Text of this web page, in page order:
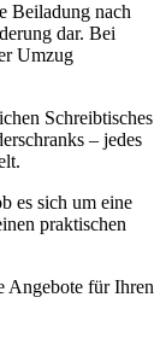
Beiladung nach
dar. Bei
Umzug
Schreibtisches
– jedes
es sich um eine
praktischen
Angebote für Ihren